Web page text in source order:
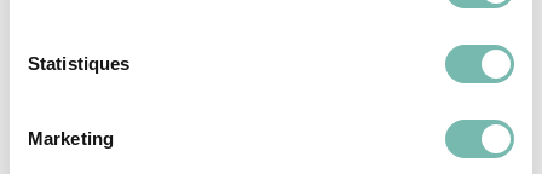
Statistiques
Marketing
WC avec réservoir
WC Villeroy et Boch
sortie horizontale